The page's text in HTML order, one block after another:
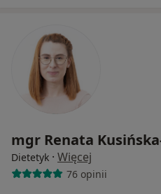
mgr Renata
Dietetyk · Więcej
76 opinii